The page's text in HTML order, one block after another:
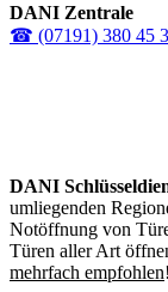
DANI Zentrale
☎ (07191) 380 45
DANI
umliegenden
Notöffnung von
Türen aller Art
mehrfach empfohlen!